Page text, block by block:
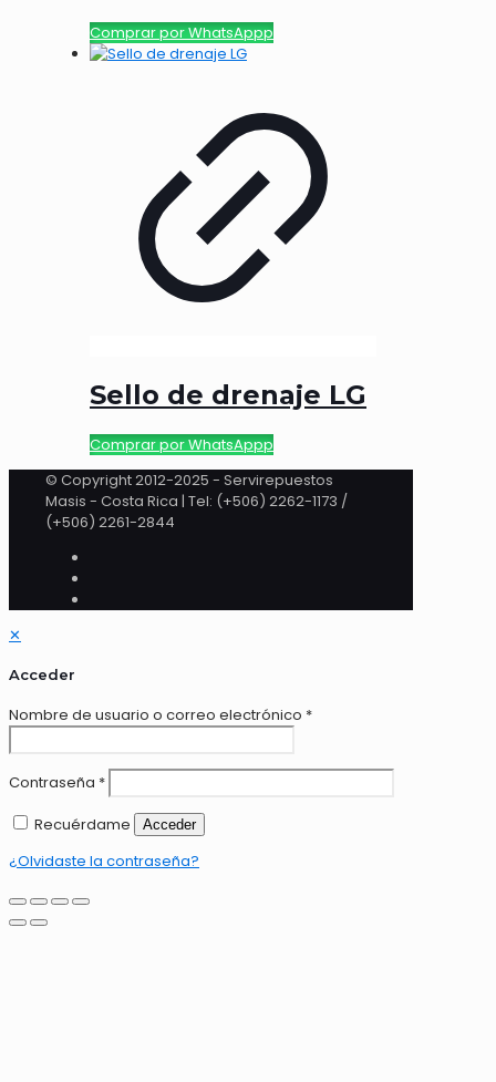
Comprar por WhatsAppp
Sello de drenaje LG
Comprar por WhatsAppp
© Copyright 2012-2025 - Servirepuestos
Masis - Costa Rica | Tel: (+506) 2262-1173 /
(+506) 2261-2844
✕
Acceder
Nombre de usuario o correo electrónico *
Contraseña *
Recuérdame
Acceder
¿Olvidaste la contraseña?